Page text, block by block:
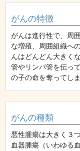
がんの特徴
がんは進行性で、周
な増殖、周囲組織へ
んはどんどん大きく
管やリンパ管を伝っ
の子の命を奪ってし
がんの種類
悪性腫瘍は大きく３
血器腫瘍（いわゆる